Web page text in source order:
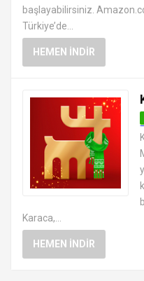
başlayabilirsiniz.
Türkiye’de...
HEMEN İNDIR
Karaca,...
HEMEN İNDIR